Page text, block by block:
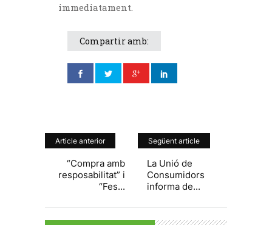
immediatament.
Compartir amb:
Article anterior
“Compra amb
resposabilitat” i
“Fes...
Següent article
La Unió de
Consumidors
informa de...